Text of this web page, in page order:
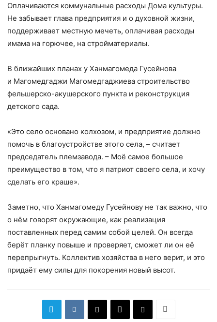
Оплачиваются коммунальные расходы Дома культуры.
Не забывает глава предприятия и о духовной жизни,
поддерживает местную мечеть, оплачивая расходы
имама на горючее, на стройматериалы.
В ближайших планах у Ханмагомеда Гусейнова
и Магомедгаджи Магомедгаджиева строительство
фельшерско-акушерского пункта и реконструкция
детского сада.
«Это село основано колхозом, и предприятие должно
помочь в благоустройстве этого села, – считает
председатель племзавода. – Моё самое большое
преимущество в том, что я патриот своего села, и хочу
сделать его краше».
Заметно, что Ханмагомеду Гусейнову не так важно, что
о нём говорят окружающие, как реализация
поставленных перед самим собой целей. Он всегда
берёт планку повыше и проверяет, сможет ли он её
перепрыгнуть. Коллектив хозяйства в него верит, и это
придаёт ему силы для покорения новый высот.